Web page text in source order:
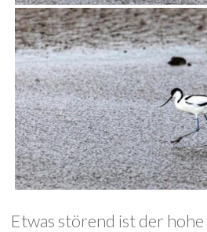
Etwas störend ist der